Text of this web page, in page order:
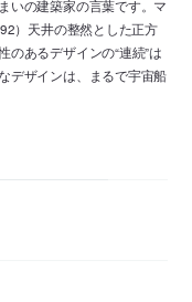
いの建築家の言葉です。マ
）天井の整然とした正方
のあるデザインの“連続”は
デザインは、まるで宇宙船